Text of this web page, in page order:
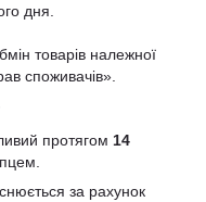
дня.
товарів належної
споживачів»
протягом 14
за рахунок